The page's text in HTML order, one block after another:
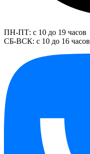
ПН-ПТ: с 10 до 19 часов
СБ-ВСК: с 10 до 16 часов